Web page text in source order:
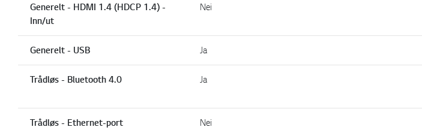
Generelt - HDMI 1.4 (HDCP 1.4) -
Inn/ut
Nei
Generelt - USB Ja
Trådløs - Bluetooth 4.0 Ja
Trådløs - Ethernet-port Nei